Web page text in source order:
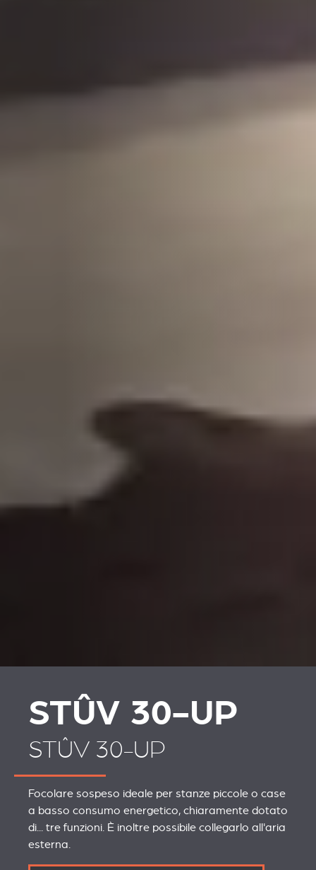
STÛV 30-UP
STÛV 30-UP
Focolare sospeso ideale per stanze piccole o case
a basso consumo energetico, chiaramente dotato
di... tre funzioni. È inoltre possibile collegarlo all'aria
esterna.